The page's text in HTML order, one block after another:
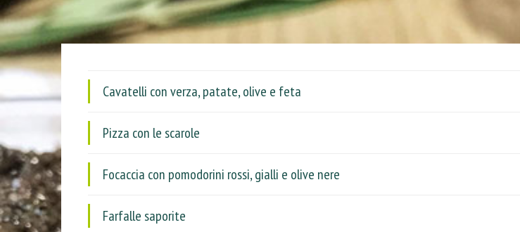
Cavatelli con verza, patate, olive e feta
Pizza con le scarole
Focaccia con pomodorini rossi, gialli e olive nere
Farfalle saporite